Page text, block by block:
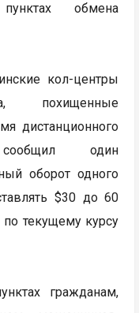
обмена
кол-центры
похищенные
дистанционного
один
оборот одного
$30 до 60
текущему курсу
гражданам,